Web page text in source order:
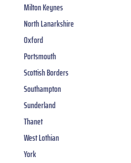
Milton Keynes
North Lanarkshire
Oxford
Portsmouth
Scottish Borders
Southampton
Sunderland
Thanet
West Lothian
York